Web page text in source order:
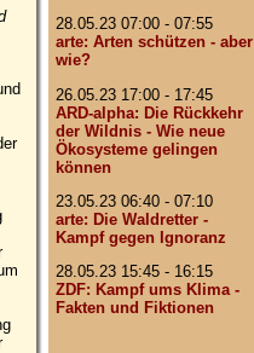
28.05.23 07:00 - 07:55
arte: Arten schützen - aber
wie?
26.05.23 17:00 - 17:45
ARD-alpha: Die Rückkehr
der Wildnis - Wie neue
Ökosysteme gelingen
können
23.05.23 06:40 - 07:10
arte: Die Waldretter -
Kampf gegen Ignoranz
28.05.23 15:45 - 16:15
ZDF: Kampf ums Klima -
Fakten und Fiktionen